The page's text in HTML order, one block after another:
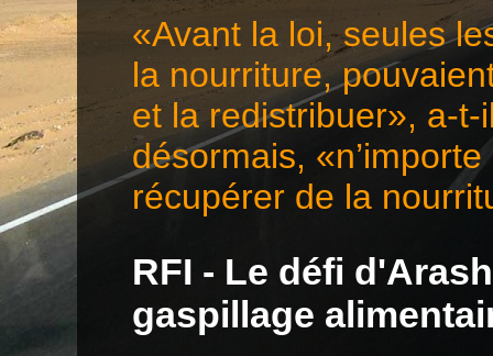
«Avant la loi, seules
la nourriture,
et la redistribuer», a-
désormais,
récupérer de la
RFI - Le défi
gaspillage